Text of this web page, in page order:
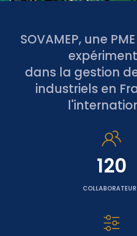
SOVAMEP, une
dans la gestion
industriels en
120